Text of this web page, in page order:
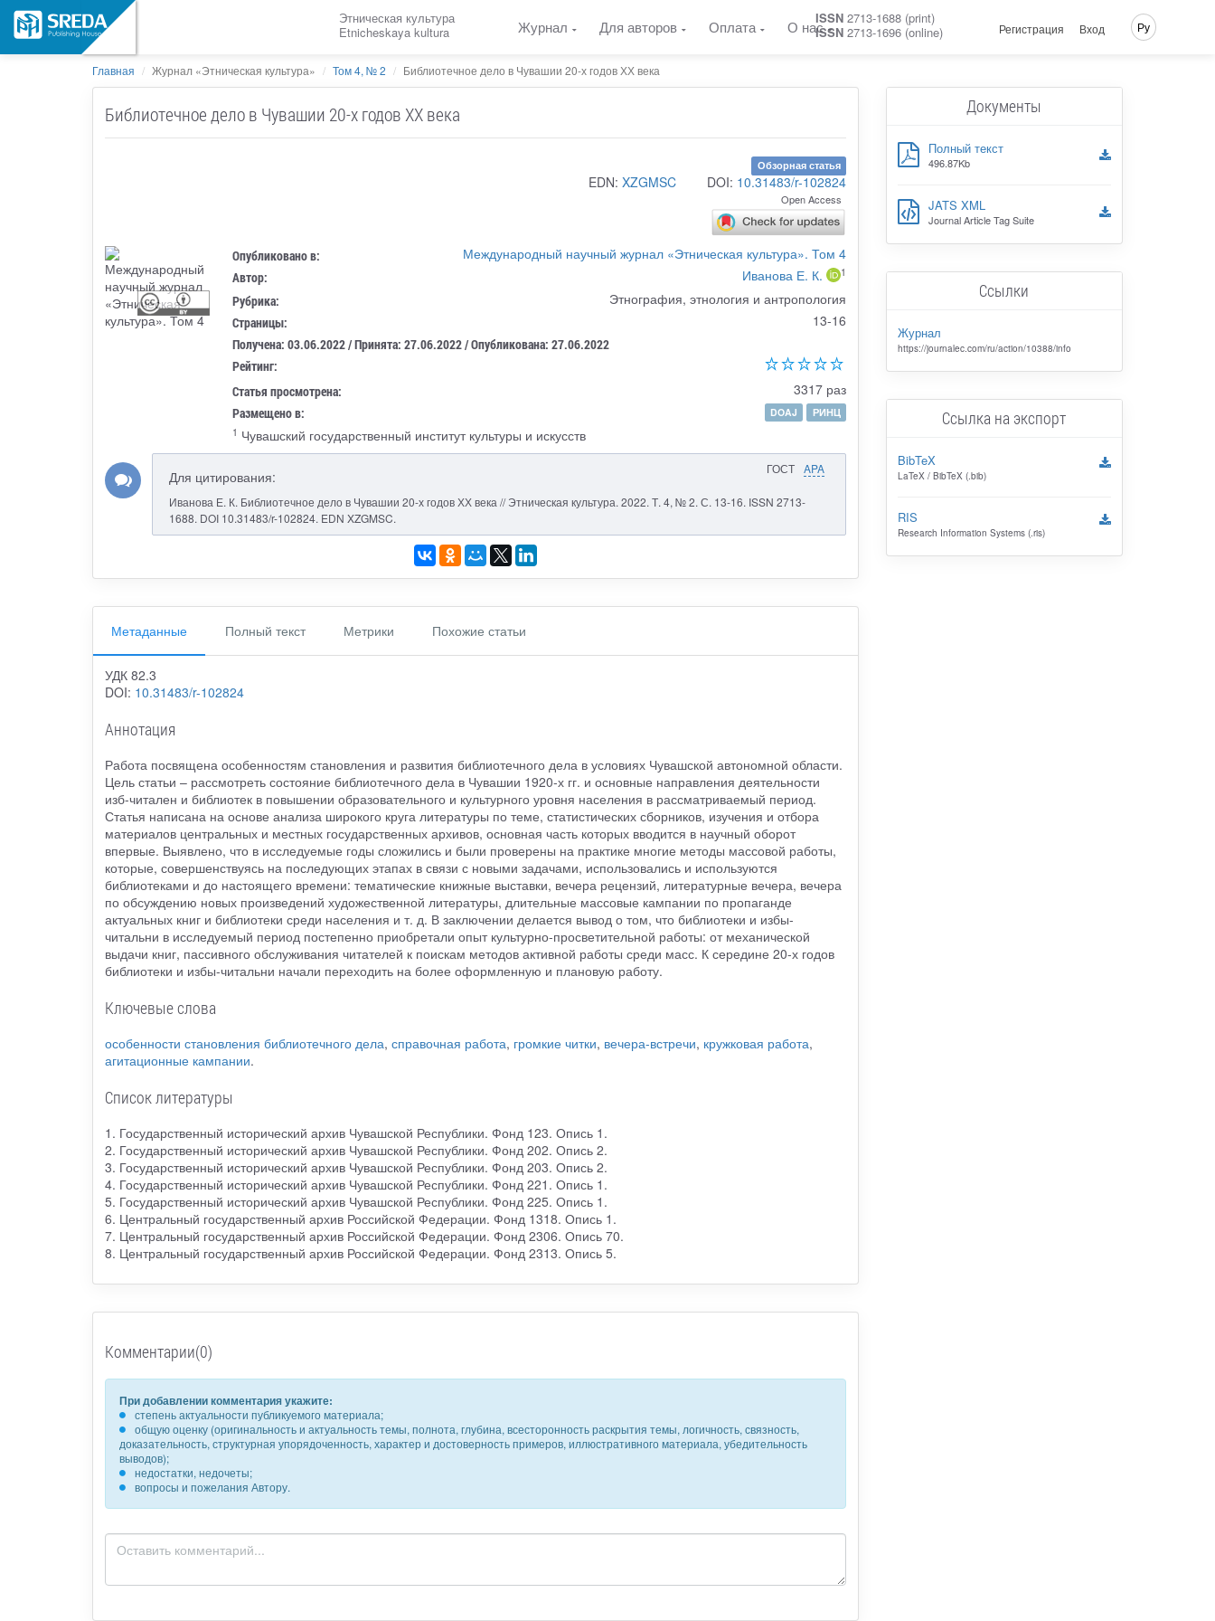
Этническая культура
Etnicheskaya kultura
Журнал Для авторов Оплата О насISSN 2713-1688 (print)
ISSN 2713-1696 (online) Регистрация Вход Ру
Главная Журнал «Этническая культура» Том 4, № 2 Библиотечное дело в Чувашии 20-х годов ХХ века
Библиотечное дело в Чувашии 20-х годов ХХ века
Обзорная статья
EDN: XZGMSC DOI: 10.31483/r-102824
Open Access
Опубликовано в: Международный научный журнал «Этническая культура». Том 4
Автор: Иванова Е. К. 1
Рубрика: Этнография, этнология и антропология
Страницы: 13-16
Получена: 03.06.2022 / Принята: 27.06.2022 / Опубликована: 27.06.2022
Рейтинг:
Статья просмотрена:
3317 раз
Размещено в: DOAJ
РИНЦ
1 Чувашский государственный институт культуры и искусств
ГОСТ APA
Для цитирования:
Иванова Е. К. Библиотечное дело в Чувашии 20-х годов ХХ века // Этническая культура. 2022. Т. 4, № 2. С. 13-16. ISSN 2713-
1688. DOI 10.31483/r-102824. EDN XZGMSC.
Метаданные Полный текст Метрики Похожие статьи
УДК 82.3
DOI: 10.31483/r-102824
Аннотация
Работа посвящена особенностям становления и развития библиотечного дела в условиях Чувашской автономной области.
Цель статьи – рассмотреть состояние библиотечного дела в Чувашии 1920-х гг. и основные направления деятельности
изб-читален и библиотек в повышении образовательного и культурного уровня населения в рассматриваемый период.
Статья написана на основе анализа широкого круга литературы по теме, статистических сборников, изучения и отбора
материалов центральных и местных государственных архивов, основная часть которых вводится в научный оборот
впервые. Выявлено, что в исследуемые годы сложились и были проверены на практике многие методы массовой работы,
которые, совершенствуясь на последующих этапах в связи с новыми задачами, использовались и используются
библиотеками и до настоящего времени: тематические книжные выставки, вечера рецензий, литературные вечера, вечера
по обсуждению новых произведений художественной литературы, длительные массовые кампании по пропаганде
актуальных книг и библиотеки среди населения и т. д. В заключении делается вывод о том, что библиотеки и избы-
читальни в исследуемый период постепенно приобретали опыт культурно-просветительной работы: от механической
выдачи книг, пассивного обслуживания читателей к поискам методов активной работы среди масс. К середине 20-х годов
библиотеки и избы-читальни начали переходить на более оформленную и плановую работу.
Ключевые слова
особенности становления библиотечного дела, справочная работа, громкие читки, вечера-встречи, кружковая работа,
агитационные кампании.
Список литературы
1. Государственный исторический архив Чувашской Республики. Фонд 123. Опись 1.
2. Государственный исторический архив Чувашской Республики. Фонд 202. Опись 2.
3. Государственный исторический архив Чувашской Республики. Фонд 203. Опись 2.
4. Государственный исторический архив Чувашской Республики. Фонд 221. Опись 1.
5. Государственный исторический архив Чувашской Республики. Фонд 225. Опись 1.
6. Центральный государственный архив Российской Федерации. Фонд 1318. Опись 1.
7. Центральный государственный архив Российской Федерации. Фонд 2306. Опись 70.
8. Центральный государственный архив Российской Федерации. Фонд 2313. Опись 5.
Комментарии(0)
При добавлении комментария укажите:
степень актуальности публикуемого материала;
общую оценку (оригинальность и актуальность темы, полнота, глубина, всесторонность раскрытия темы, логичность, связность,
доказательность, структурная упорядоченность, характер и достоверность примеров, иллюстративного материала, убедительность
выводов);
недостатки, недочеты;
вопросы и пожелания Автору.
Документы
Полный текст
496.87Kb
JATS XML
Journal Article Tag Suite
Ссылки
Журнал
https://journalec.com/ru/action/10388/info
Ссылка на экспорт
BibTeX
LaTeX / BibTeX (.bib)
RIS
Research Information Systems (.ris)